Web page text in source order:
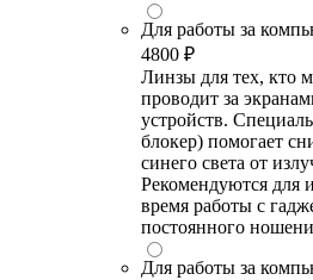
Для работы за
4800 ₽
Линзы для тех, кто
проводит за
устройств.
блокер) помогает
синего света от
Рекомендуются для
время работы с
постоянного
Для работы за